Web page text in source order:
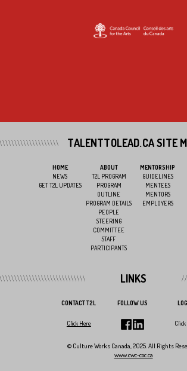
TALENTTOLEAD.CA SITE
HOME
NEWS
GET T2L UPDATES
ABOUT
T2L PROGRAM
PROGRAM
OUTLINE
PROGRAM DETAILS
PEOPLE
STEERING
COMMITTEE
STAFF
PARTICIPANTS
MENTORSHIP
GUIDELINES
MENTEES
MENTORS
EMPLOYERS
LINKS
CONTACT T2L
Click Here
FOLLOW US
Click
© Culture Works Canada, 2025. All Rights
www.cwc-coc.ca